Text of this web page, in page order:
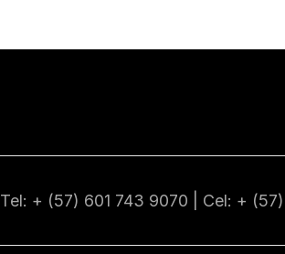
Tel: + (57) 601 743 9070 | Cel: + (57)